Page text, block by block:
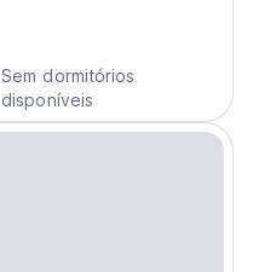
Sem dormitórios
disponíveis